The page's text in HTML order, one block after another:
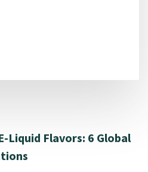
Liquid Flavors: 6 Global